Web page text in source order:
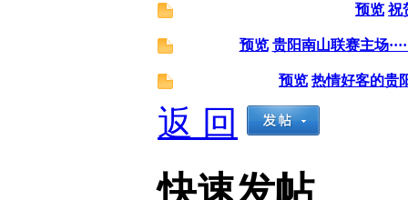
预览 祝
预览 贵阳南山联赛主场
预览 热情好客的贵
返 回